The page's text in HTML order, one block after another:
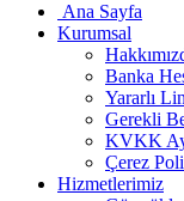
Ana Sayfa
Kurumsal
Banka
Yararlı
Gerekli
KVKK
Çerez
Hizmetlerimiz